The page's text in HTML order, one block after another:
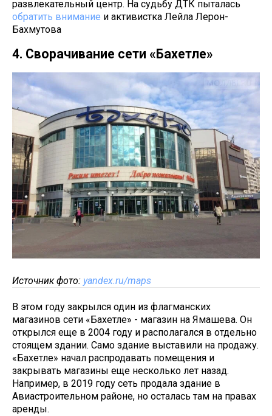
развлекательный центр. На судьбу ДТК пыталась
обратить внимание и активистка Лейла Лерон-
Бахмутова
4. Сворачивание сети «Бахетле»
Источник фото: yandex.ru/maps
В этом году закрылся один из флагманских
магазинов сети «Бахетле» - магазин на Ямашева. Он
открылся еще в 2004 году и располагался в отдельно
стоящем здании. Само здание выставили на продажу.
«Бахетле» начал распродавать помещения и
закрывать магазины еще несколько лет назад.
Например, в 2019 году сеть продала здание в
Авиастроительном районе, но осталась там на правах
аренды.